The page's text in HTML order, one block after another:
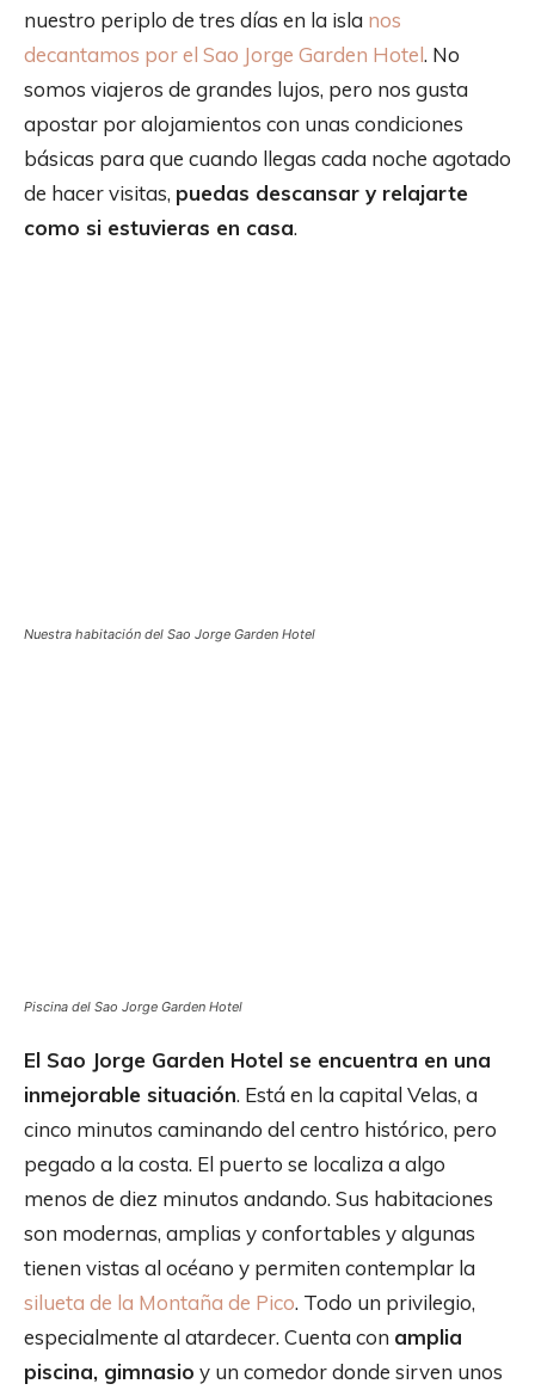
nuestro periplo de tres días en la isla nos
decantamos por el Sao Jorge Garden Hotel. No
somos viajeros de grandes lujos, pero nos gusta
apostar por alojamientos con unas condiciones
básicas para que cuando llegas cada noche agotado
de hacer visitas, puedas descansar y relajarte
como si estuvieras en casa.
Nuestra habitación del Sao Jorge Garden Hotel
Piscina del Sao Jorge Garden Hotel
El Sao Jorge Garden Hotel se encuentra en una
inmejorable situación. Está en la capital Velas, a
cinco minutos caminando del centro histórico, pero
pegado a la costa. El puerto se localiza a algo
menos de diez minutos andando. Sus habitaciones
son modernas, amplias y confortables y algunas
tienen vistas al océano y permiten contemplar la
silueta de la Montaña de Pico. Todo un privilegio,
especialmente al atardecer. Cuenta con amplia
piscina, gimnasio y un comedor donde sirven unos